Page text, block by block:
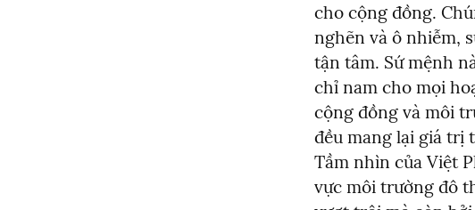
cho cộng đồng.
nghẽn và ô nhiễm,
tận tâm. Sứ mệnh
chỉ nam cho mọi
cộng đồng và môi
đều mang lại giá trị
Tầm nhìn của Việt
vực môi trường đô